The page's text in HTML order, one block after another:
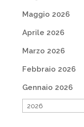
Maggio 2026
Aprile 2026
Marzo 2026
Febbraio 2026
Gennaio 2026